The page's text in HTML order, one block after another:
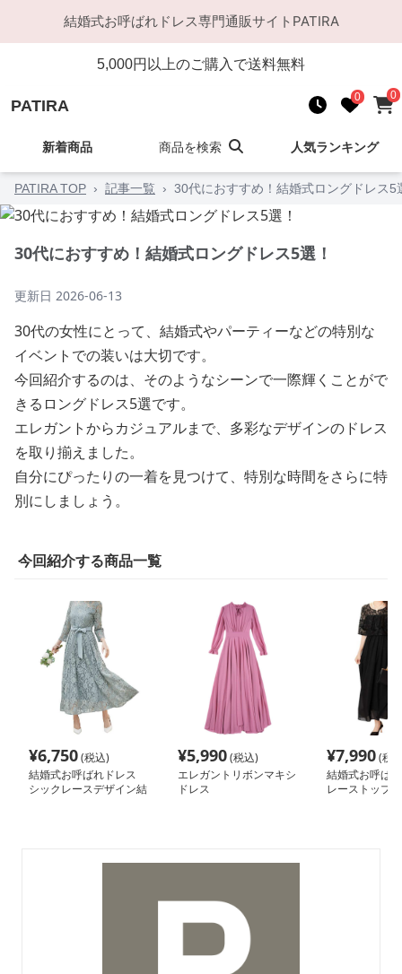
結婚式お呼ばれドレス専門通販サイト PATIRA
5,000円以上のご購入で送料無料
PATIRA 0 0
新着商品 商品を検索 人気ランキング
PATIRA TOP › 記事一覧 › 30代におすすめ！結婚式ロングドレス5
30代におすすめ！結婚式ロングドレス5選！
更新日 2026-06-13
30代の女性にとって、結婚式やパーティーなどの特別な
イベントでの装いは大切です。
今回紹介するのは、そのようなシーンで一際輝くことがで
きるロングドレス5選です。
エレガントからカジュアルまで、多彩なデザインのドレス
を取り揃えました。
自分にぴったりの一着を見つけて、特別な時間をさらに特
別にしましょう。
今回紹介する商品一覧
¥6,750(税込)
結婚式お呼ばれドレス
シックレースデザイン結
¥5,990(税込)
エレガントリボンマキシ
ドレス
¥7,990(税
結婚式お呼ば
レーストップ